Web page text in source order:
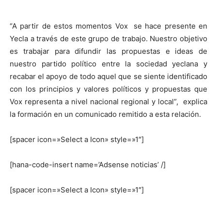
“A partir de estos momentos Vox se hace presente en
Yecla a través de este grupo de trabajo. Nuestro objetivo
es trabajar para difundir las propuestas e ideas de
nuestro partido político entre la sociedad yeclana y
recabar el apoyo de todo aquel que se siente identificado
con los principios y valores políticos y propuestas que
Vox representa a nivel nacional regional y local”, explica
la formación en un comunicado remitido a esta relación.
[spacer icon=»Select a Icon» style=»1″]
[hana-code-insert name=’Adsense noticias’ /]
[spacer icon=»Select a Icon» style=»1″]